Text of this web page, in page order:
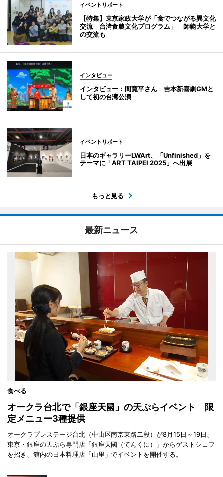
イベントリポート
【特集】東京家政大学が「食でつながる異文化
交流 台湾食農文化プログラム」 師範大学と
の交流も
インタビュー
インタビュー：間寛平さん 吉本新喜劇GMと
して初の台湾公演
イベントリポート
日本のギャラリーLWArt、「Unfinished」を
テーマに「ART TAIPEI 2025」へ出展
もっと見る
最新ニュース
食べる
オークラ台北で「銀座天國」の天ぷらイベント 限
定メニュー3種提供
オークラプレステージ台北（中山区南京東路二段）が8月15日～19日、
東京・銀座の天ぷら専門店「銀座天國（てんくに）」からゲストシェフ
を招き、館内の日本料理店「山里」でイベントを開催する。